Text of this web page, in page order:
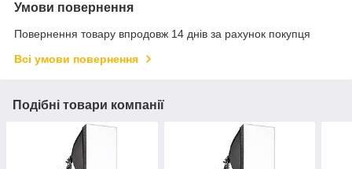
Умови повернення
Повернення товару впродовж 14 днів за рахунок покупця
Всі умови повернення
Подібні товари компанії